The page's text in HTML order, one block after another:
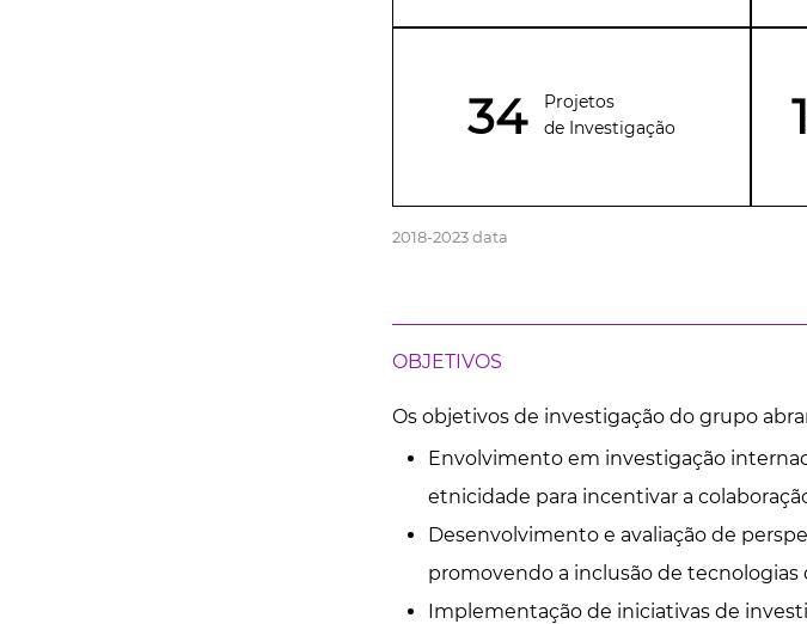
34
Projetos
de Investigação
2018-2023 data
OBJETIVOS
Os objetivos de investigação do grupo
Envolvimento em investigação
etnicidade para incentivar a
Desenvolvimento e avaliação de
promovendo a inclusão de
Implementação de iniciativas de